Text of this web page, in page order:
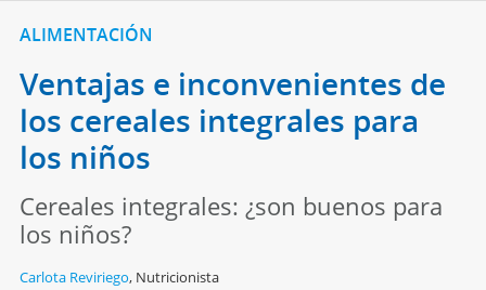
ALIMENTACIÓN
Ventajas e inconvenientes de
los cereales integrales para
los niños
Cereales integrales: ¿son buenos para
los niños?
Carlota Reviriego, Nutricionista